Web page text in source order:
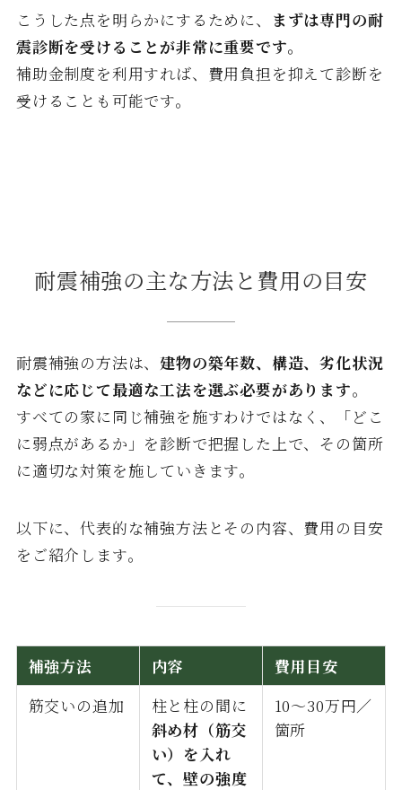
こうした点を明らかにするために、 まずは専門の耐
震診断を受けることが非常に重要です。
補助金制度を利用すれば、費用負担を抑えて診断を
受けることも可能です。
耐震補強の主な方法と費用の目安
耐震補強の方法は、 建物の築年数、構造、劣化状況
などに応じて最適な工法を選ぶ必要があります。
すべての家に同じ補強を施すわけではなく、「どこ
に弱点があるか」を診断で把握した上で、その箇所
に適切な対策を施していきます。
以下に、代表的な補強方法とその内容、費用の目安
をご紹介します。
補強方法 内容
費用目安
筋交いの追加
柱と柱の間に
斜め材（筋交
い）を入れ
て、壁の強度
10〜30万円／
箇所